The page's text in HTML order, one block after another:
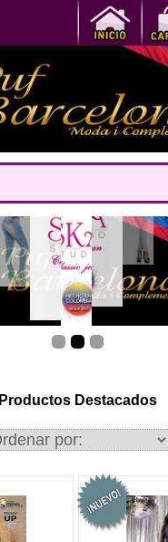
Productos Destacados